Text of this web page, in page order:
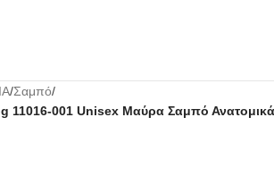
/Σαμπό/
11016-001 Unisex Μαύρα Σαμπό Ανατομικά